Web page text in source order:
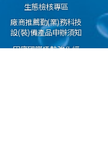
生態檢核專區
廠商推薦勤(業)務科技
設(裝)備產品申辦須知
因應國際情勢強化經